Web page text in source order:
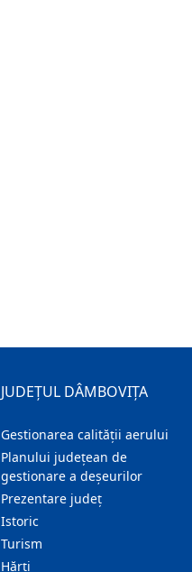
JUDEȚUL DÂMBOVIȚA
Gestionarea calității aerului
Planului județean de
gestionare a deșeurilor
Prezentare judeţ
Istoric
Turism
Hărţi